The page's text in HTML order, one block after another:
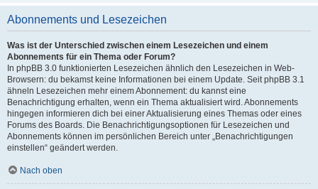
Abonnements und Lesezeichen
Was ist der Unterschied zwischen einem Lesezeichen und einem
Abonnements für ein Thema oder Forum?
In phpBB 3.0 funktionierten Lesezeichen ähnlich den Lesezeichen in Web-
Browsern: du bekamst keine Informationen bei einem Update. Seit phpBB 3.1
ähneln Lesezeichen mehr einem Abonnement: du kannst eine
Benachrichtigung erhalten, wenn ein Thema aktualisiert wird. Abonnements
hingegen informieren dich bei einer Aktualisierung eines Themas oder eines
Forums des Boards. Die Benachrichtigungsoptionen für Lesezeichen und
Abonnements können im persönlichen Bereich unter „Benachrichtigungen
einstellen“ geändert werden.
Nach oben